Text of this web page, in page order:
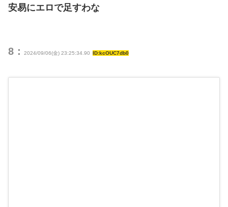
安易にエロで足すわな
8： 2024/09/06(金) 23:25:34.90 ID:kcOUC7db0